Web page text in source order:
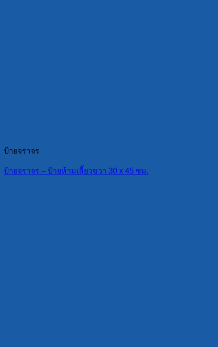
ป้ายจราจร
ป้ายจราจร – ป้ายห้ามเลี้ยวขวา 30 x 45 ซม.